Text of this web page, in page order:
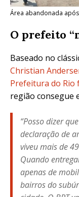
Área abandonada
O prefeito
Baseado no
Christian
Prefeitura do Rio
região consegue
“Posso dizer
declaração de
viveu mais de
Quando
apenas de
bairros do